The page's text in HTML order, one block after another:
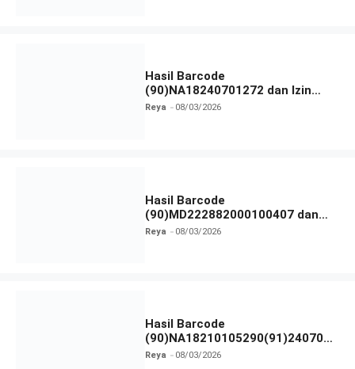
Hasil Barcode
(90)NA18240701272 dan Izin
BPOM
Reya 08/03/2026
Hasil Barcode
(90)MD222882000100407 dan
Izin BPOM
Reya 08/03/2026
Hasil Barcode
(90)NA18210105290(91)240703
dan Izin BPOM
Reya 08/03/2026